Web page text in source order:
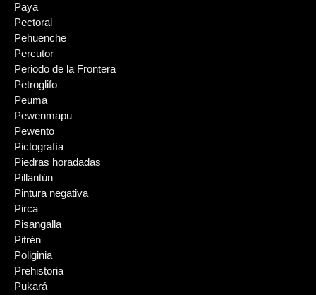
Paya
Pectoral
Pehuenche
Percutor
Periodo de la Frontera
Petroglifo
Peuma
Pewenmapu
Pewento
Pictografía
Piedras horadadas
Pillantún
Pintura negativa
Pirca
Pisangalla
Pitrén
Poliginia
Prehistoria
Pukará